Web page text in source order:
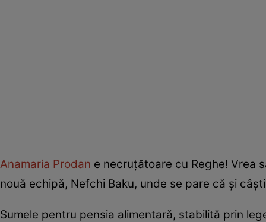
Anamaria Prodan e necruțătoare cu Reghe! Vrea
nouă echipă, Nefchi Baku, unde se pare că și
Sumele pentru pensia alimentară, stabilită prin